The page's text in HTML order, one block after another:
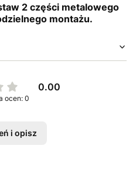
2 części metalowego
montażu.
0.00
ocen: 0
i opisz